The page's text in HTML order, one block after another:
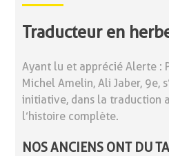
Traducteur en
Ayant lu et apprécié Alerte :
Michel Amelin, Ali Jaber, 9e,
initiative, dans la traduction
l’histoire complète.
NOS ANCIENS ONT DU